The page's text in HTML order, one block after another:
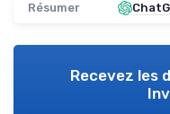
Résumer
Recevez les